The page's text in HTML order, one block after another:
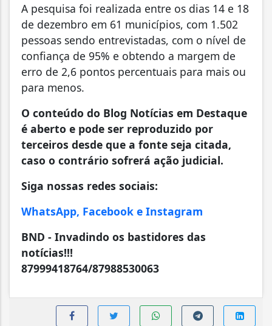
A pesquisa foi realizada entre os dias 14 e 18
de dezembro em 61 municípios, com 1.502
pessoas sendo entrevistadas, com o nível de
confiança de 95% e obtendo a margem de
erro de 2,6 pontos percentuais para mais ou
para menos.
O conteúdo do Blog Notícias em Destaque
é aberto e pode ser reproduzido por
terceiros desde que a fonte seja citada,
caso o contrário sofrerá ação judicial.
Siga nossas redes sociais:
WhatsApp, Facebook e Instagram
BND - Invadindo os bastidores das
notícias!!!
87999418764/87988530063